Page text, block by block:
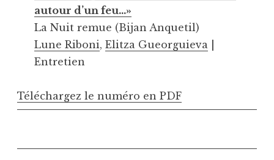
autour d’un feu…»
La Nuit remue (Bijan Anquetil)
Lune Riboni, Elitza Gueorguieva
Entretien
Téléchargez le numéro en PDF